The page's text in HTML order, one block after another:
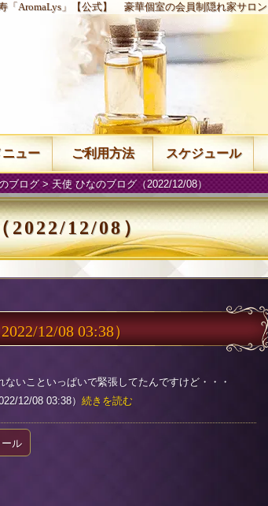
「AromaLys」【公式】 豪華個室の会員制隠れ家サロン
ブログ> 天使 ひなのブログ（2022/12/08）
2022/12/08）
2022/12/08 03:38）
ないこといっぱいで緊張してたんですけど・・・
12/08 03:38） 続きを読む
ル
ュー ご利用方法 スケジュール